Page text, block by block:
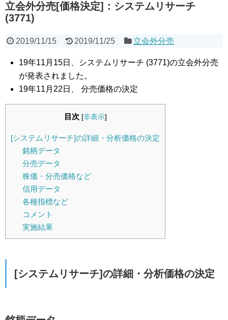
立会外分売[価格決定]：システムリサーチ
(3771)
2019/11/15 2019/11/25 立会外分売
19年11月15日、システムリサーチ (3771)の立会外分売
が発表されました。
19年11月22日、 分売価格の決定
目次 [非表示]
[システムリサーチ]の詳細・分析価格の決定
銘柄データ
分売データ
株価・分売価格など
信用データ
各種指標など
コメント
実施結果
[システムリサーチ]の詳細・分析価格の決定